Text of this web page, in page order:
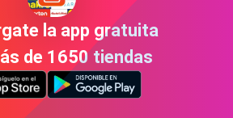
la app gratuita
de 1650 tiendas